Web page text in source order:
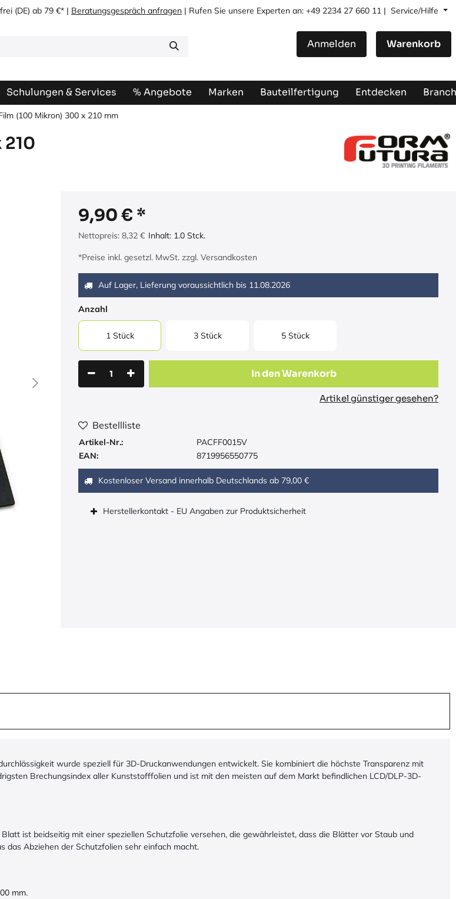
(DE) ab 79 €* | Beratungsgespräch anfragen | Rufen Sie unsere Experten an: +49 2234 27 660 11 | Service/Hilfe
Anmelden Warenkorb
Schulungen & Services % Angebote Marken Bauteilfertigung Entdecken
(100 Mikron) 300 x 210 mm
9,90 €
Nettopreis: 8,32 € Inhalt: 1.0 Stck.
*Preise inkl. gesetzl. MwSt. zzgl. Versandkosten
Auf Lager, Lieferung voraussichtlich bis 11.08.2026
Anzahl
1 Stück 3 Stück 5 Stück
In den Warenkorb
Artikel günstiger gesehen?
Bestellliste
Artikel-Nr.:
PACFF0015V
EAN:
8719956550775
Kostenloser Versand innerhalb Deutschlands ab 79,00 €
Herstellerkontakt - EU Angaben zur Produktsicherheit
wurde speziell für 3D-Druckanwendungen entwickelt. Sie kombiniert die höchste Transparenz mit
Brechungsindex aller Kunststofffolien und ist mit den meisten auf dem Markt befindlichen LCD/DLP-3D-
ist beidseitig mit einer speziellen Schutzfolie versehen, die gewährleistet, dass die Blätter vor Staub und
das Abziehen der Schutzfolien sehr einfach macht.
mm.